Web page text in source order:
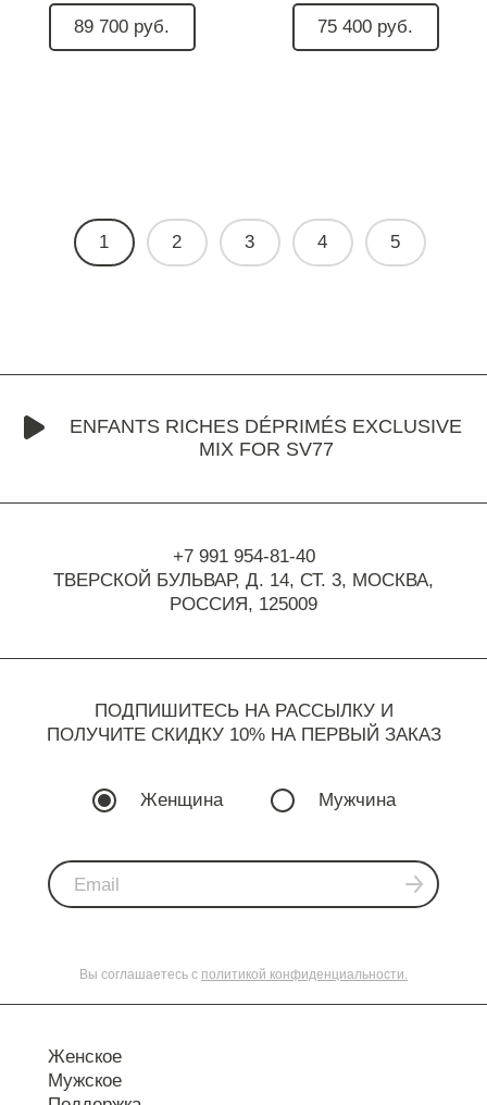
89 700 руб. 75 400 руб.
1 2 3 4 5
ENFANTS RICHES DÉPRIMÉS EXCLUSIVE
MIX FOR SV77
+7 991 954-81-40
ТВЕРСКОЙ БУЛЬВАР, Д. 14, СТ. 3, МОСКВА,
РОССИЯ, 125009
ПОДПИШИТЕСЬ НА РАССЫЛКУ И
ПОЛУЧИТЕ СКИДКУ 10% НА ПЕРВЫЙ ЗАКАЗ
Женщина Мужчина
Вы соглашаетесь с политикой конфиденциальности.
Женское
Мужское